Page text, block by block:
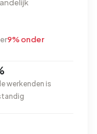
9% onder
werkenden is